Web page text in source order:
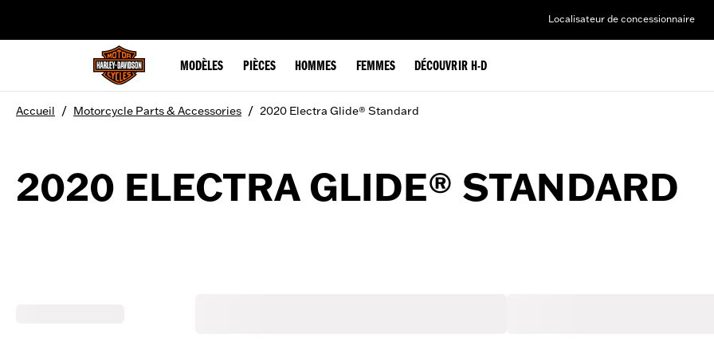
Localisateur de concessionnaire
MODÈLES PIÈCES HOMMES FEMMES DÉCOUVRIR H-D
Accueil / Motorcycle Parts & Accessories / 2020 Electra Glide® Standard
2020 ELECTRA GLIDE® STANDARD